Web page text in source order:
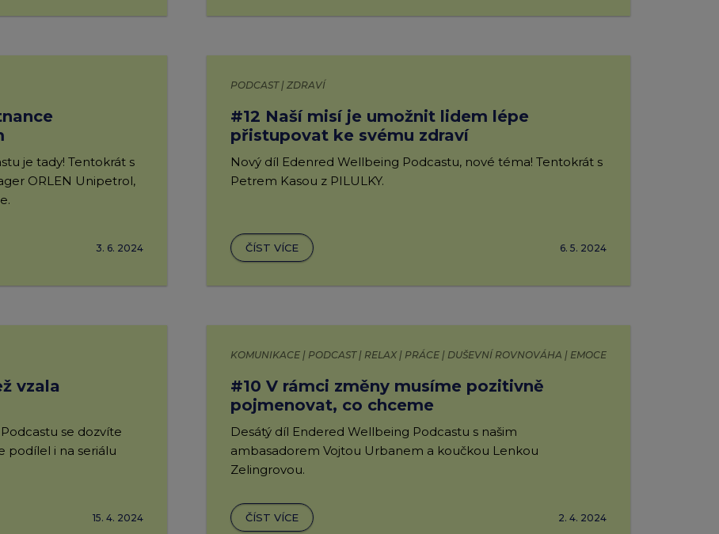
je tady! Tentokrát s
ORLEN Unipetrol,
3. 6. 2024
PODCAST | ZDRAVÍ
#12 Naší misí je umožnit lidem lépe
přistupovat ke svému zdraví
Nový díl Edenred Wellbeing Podcastu, nové téma! Tentokrát s
Petrem Kasou z PILULKY.
ČÍST VÍCE 6. 5. 2024
vzala
se dozvíte
podílel i na seriálu
15. 4. 2024
KOMUNIKACE | PODCAST | RELAX | PRÁCE | DUŠEVNÍ ROVNOVÁHA | EMOCE
#10 V rámci změny musíme pozitivně
pojmenovat, co chceme
Desátý díl Endered Wellbeing Podcastu s našim
ambasadorem Vojtou Urbanem a koučkou Lenkou
Zelingrovou.
ČÍST VÍCE 2. 4. 2024